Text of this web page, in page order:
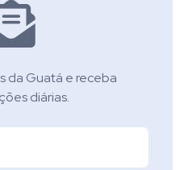
da Guatá e receba
diárias.